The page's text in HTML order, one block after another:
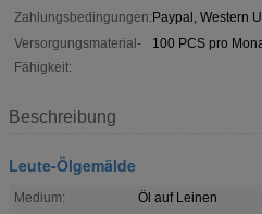
Zahlungsbedingungen:Paypal, Western
Versorgungsmaterial-
Fähigkeit:
100 PCS pro
Beschreibung
Leute-Ölgemälde
Medium:
Öl auf Leinen